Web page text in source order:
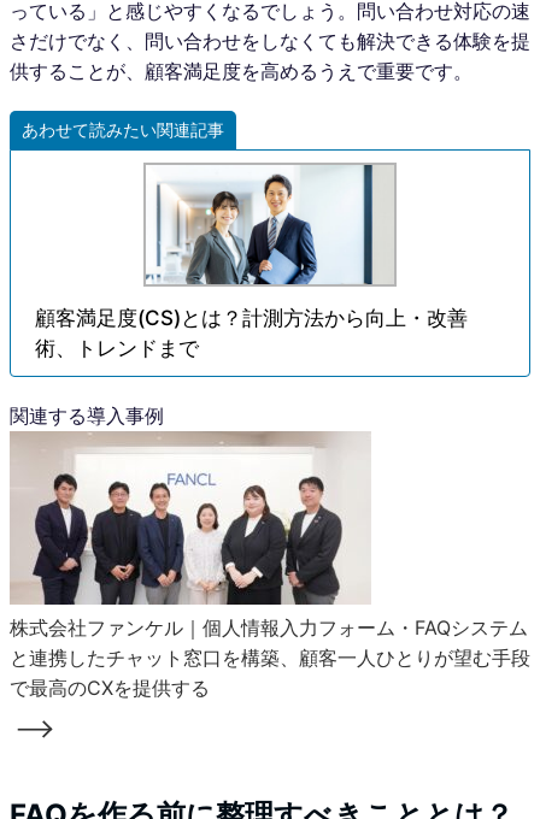
っている」と感じやすくなるでしょう。問い合わせ対応の速
さだけでなく、問い合わせをしなくても解決できる体験を提
供することが、顧客満足度を高めるうえで重要です。
あわせて読みたい関連記事
顧客満足度(CS)とは？計測方法から向上・改善
術、トレンドまで
関連する導入事例
株式会社ファンケル｜個人情報入力フォーム・FAQシステム
と連携したチャット窓口を構築、顧客一人ひとりが望む手段
で最高のCXを提供する